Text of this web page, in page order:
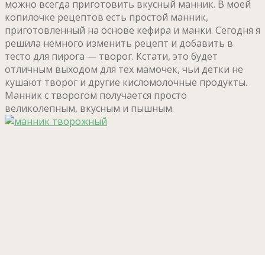
можно всегда приготовить вкусный манник. В моей
копилочке рецептов есть простой манник,
приготовленный на основе кефира и манки. Сегодня я
решила немного изменить рецепт и добавить в
тесто для пирога — творог. Кстати, это будет
отличным выходом для тех мамочек, чьи детки не
кушают творог и другие кисломолочные продукты.
Манник с творогом получается просто
великолепным, вкусным и пышным.